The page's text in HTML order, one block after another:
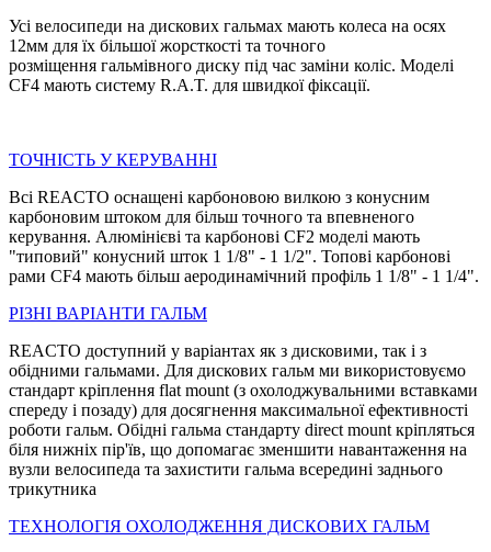
Усі велосипеди на дискових гальмах мають колеса на осях
12мм для їх більшої жорсткості та точного
розміщення гальмівного диску під час заміни коліс. Моделі
CF4 мають систему R.A.T. для швидкої фіксації.
ТОЧНIСТЬ У КЕРУВАННІ
Bci REACTO оснащені карбоновою вилкою з конусним
карбоновим штоком для більш точного та впевненого
керування. Алюмінієві та карбонові CF2 моделі мають
"типовий" конусний шток 1 1/8" - 1 1/2". Топові карбонові
рами CF4 мають більш аеродинамічний профіль 1 1/8" - 1 1/4".
РIЗНІ ВАРIАНТИ ГАЛЬМ
REACTO доступний у варіантах як з дисковими, так і з
обідними гальмами. Для дискових гальм ми використовуємо
стандарт кріплення flat mount (з охолоджувальними вставками
спереду і позаду) для досягнення максимальної ефективності
роботи гальм. Обідні гальма стандарту direct mount кріпляться
біля нижніх пір'їв, що допомагає зменшити навантаження на
вузли велосипеда та захистити гальма всередині заднього
трикутника
ТЕХНОЛОГIЯ ОХОЛОДЖЕННЯ ДИСКОВИХ ГАЛЬМ